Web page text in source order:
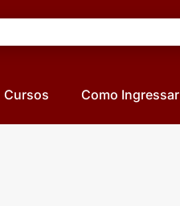
Cursos Como Ingressar